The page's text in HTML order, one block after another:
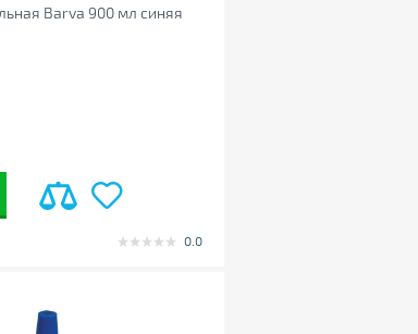
Barva 900 мл синяя
0.0